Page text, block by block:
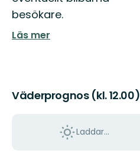
besökare.
Läs mer
Väderprognos (kl. 12.00)
Laddar...